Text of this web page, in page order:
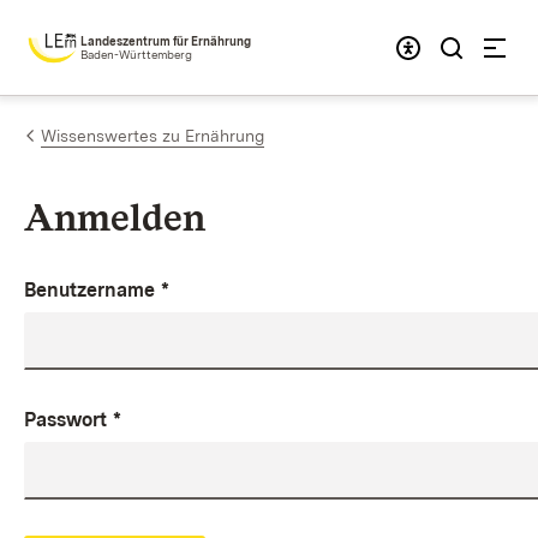
Zum Inhalt springen
Landeszentrum für Ernährung
Baden-Württemberg
Wissenswertes zu Ernährung
Anmelden
Benutzername *
Passwort *